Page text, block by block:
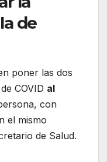
de
poner las dos
COVID al
con
el mismo
de Salud.